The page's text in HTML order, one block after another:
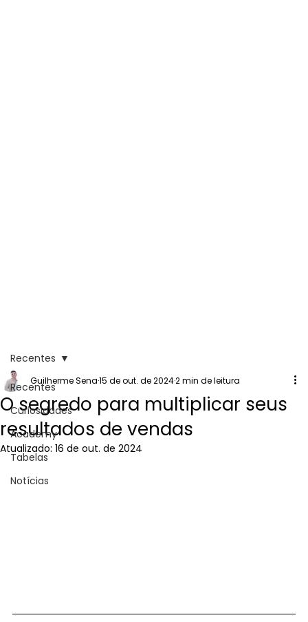
Recentes
Curiosidades
Academy
Tabelas
Notícias
Recentes
O segredo para multiplicar seus
resultados de vendas
Guilherme Sena15 de out. de 20242 min de leitura
Atualizado: 16 de out. de 2024